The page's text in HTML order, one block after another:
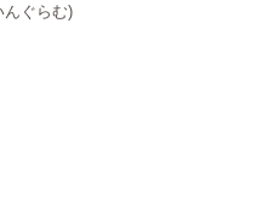
んぐらむ)